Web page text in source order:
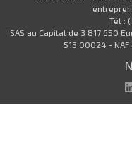
Tél :
SAS au Capital de 3 817 650
513 00024 - NAF